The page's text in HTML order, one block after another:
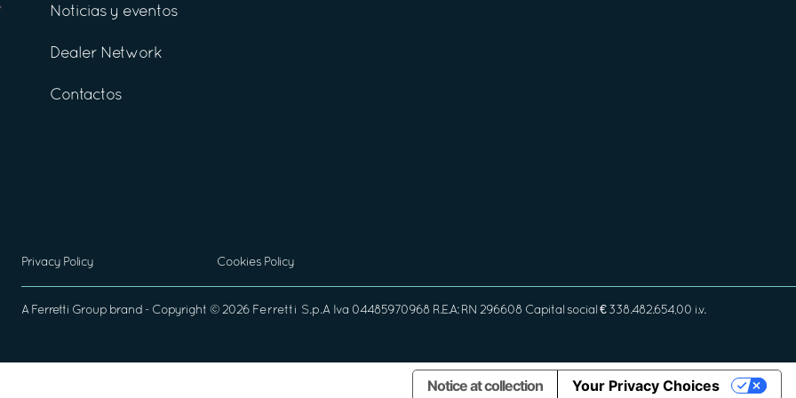
Noticias y eventos
Dealer Network
Contactos
Privacy Policy Cookies Policy
A Ferretti Group brand - Copyright © 2026 Ferretti S.p.A Iva 04485970968 R.E.A: RN 296608 Capital social € 338.482.654,00 i.v.
Notice at collection Your Privacy Choices